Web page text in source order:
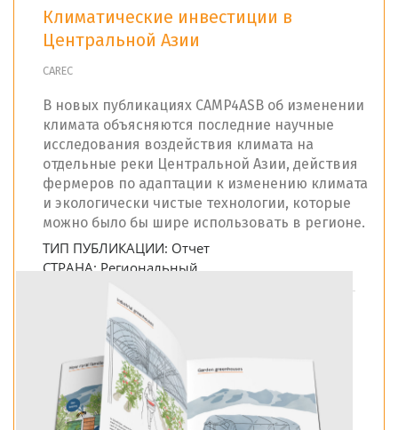
Климатические инвестиции в
Центральной Азии
CAREC
В новых публикациях CAMP4ASB об изменении
климата объясняются последние научные
исследования воздействия климата на
отдельные реки Центральной Азии, действия
фермеров по адаптации к изменению климата
и экологически чистые технологии, которые
можно было бы шире использовать в регионе.
ТИП ПУБЛИКАЦИИ: Отчет
СТРАНА: Региональный